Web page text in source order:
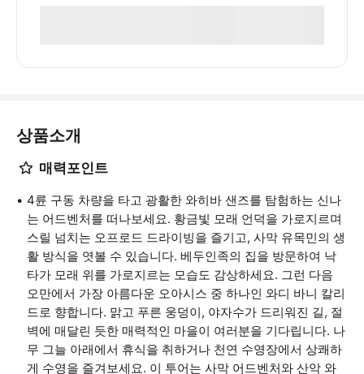
상품소개
매력포인트
4륜 구동 차량을 타고 광활한 와히바 샌즈를 탐험하는 신나
는 어드벤처를 떠나보세요. 황금빛 모래 언덕을 가로지르며
스릴 넘치는 오프로드 드라이빙을 즐기고, 사막 유목민의 생
활 방식을 엿볼 수 있습니다. 베두인족의 집을 방문하여 낙
타가 모래 위를 가로지르는 모습도 감상하세요. 그런 다음
오만에서 가장 아름다운 오아시스 중 하나인 와디 바니 칼리
드로 향합니다. 맑고 푸른 웅덩이, 야자수가 드리워진 길, 절
벽에 매달린 듯한 매력적인 마을이 여러분을 기다립니다. 나
무 그늘 아래에서 휴식을 취하거나 천연 수영장에서 상쾌하
게 수영을 즐겨보세요. 이 투어는 사막 어드벤처와 산악 와